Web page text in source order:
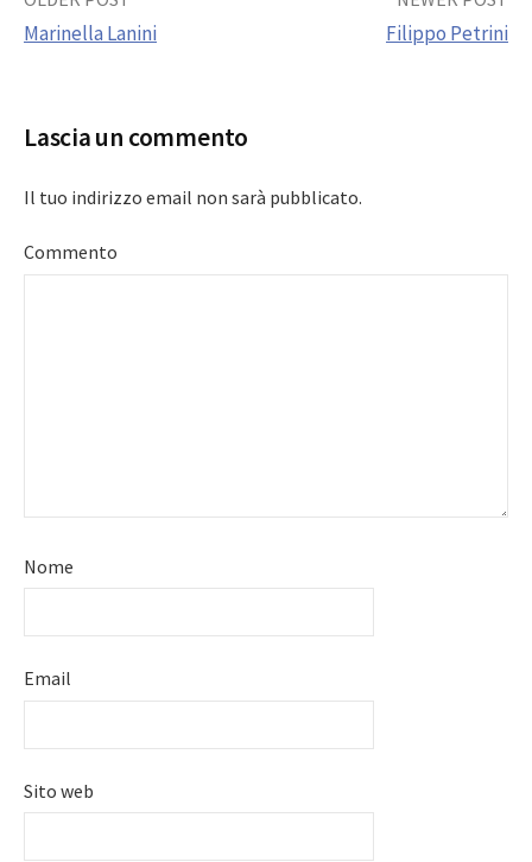
Post
Marinella Lanini Filippo Petrini
Lascia un commento
Il tuo indirizzo email non sarà pubblicato.
Commento
Nome
Email
Sito web